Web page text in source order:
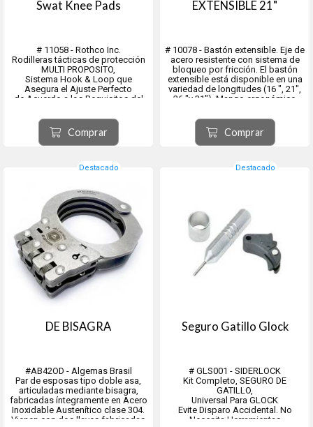
Swat Knee Pads
# 11058 - Rothco Inc.
Rodilleras tácticas de protección
MULTI PROPOSITO,
Sistema Hook & Loop que
Asegura el Ajuste Perfecto
de Acuerdo a los Requisitos del
Colocación
Evitando la Caída Accidental.
Materiales de Alta Resistencia
Comprar
EXTENSIBLE 21"
# 10078 - Bastón extensible. Eje de
acero resistente con sistema de
bloqueo por fricción. El bastón
extensible está disponible en una
variedad de longitudes (16 ", 21",
26 "y 31"). Mango ergonómico
nailon incluida, Se adapta a
nuestro cinturón de servicio
Artículo n. ° 1...
Comprar
Destacado
DE BISAGRA
#AB42OD - Algemas Brasil
Par de esposas tipo doble asa,
articuladas mediante bisagra,
fabricadas íntegramente en Acero
Inoxidable Austenítico clase 304.
Vienen con dos llaves fabricadas
Destacado
Seguro Gatillo Glock
# GLS001 - SIDERLOCK
Kit Completo, SEGURO DE
GATILLO,
Universal Para GLOCK
Evite Disparo Accidental. No
Necesita Herramientas